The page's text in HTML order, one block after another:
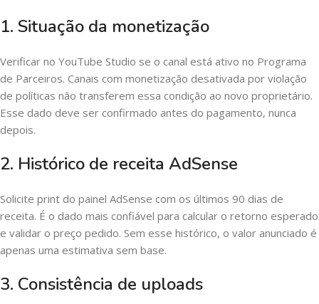
1. Situação da monetização
Verificar no YouTube Studio se o canal está ativo no Programa
de Parceiros. Canais com monetização desativada por violação
de políticas não transferem essa condição ao novo proprietário.
Esse dado deve ser confirmado antes do pagamento, nunca
depois.
2. Histórico de receita AdSense
Solicite print do painel AdSense com os últimos 90 dias de
receita. É o dado mais confiável para calcular o retorno esperado
e validar o preço pedido. Sem esse histórico, o valor anunciado é
apenas uma estimativa sem base.
3. Consistência de uploads